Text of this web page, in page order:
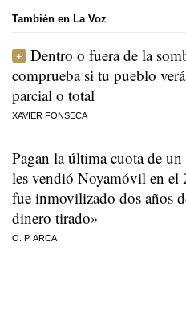
También en La Voz
Dentro o fuera de la
comprueba si tu pueblo
parcial o total
XAVIER FONSECA
Pagan la última cuota de
les vendió Noyamóvil en el
fue inmovilizado dos años
dinero tirado»
O. P. ARCA